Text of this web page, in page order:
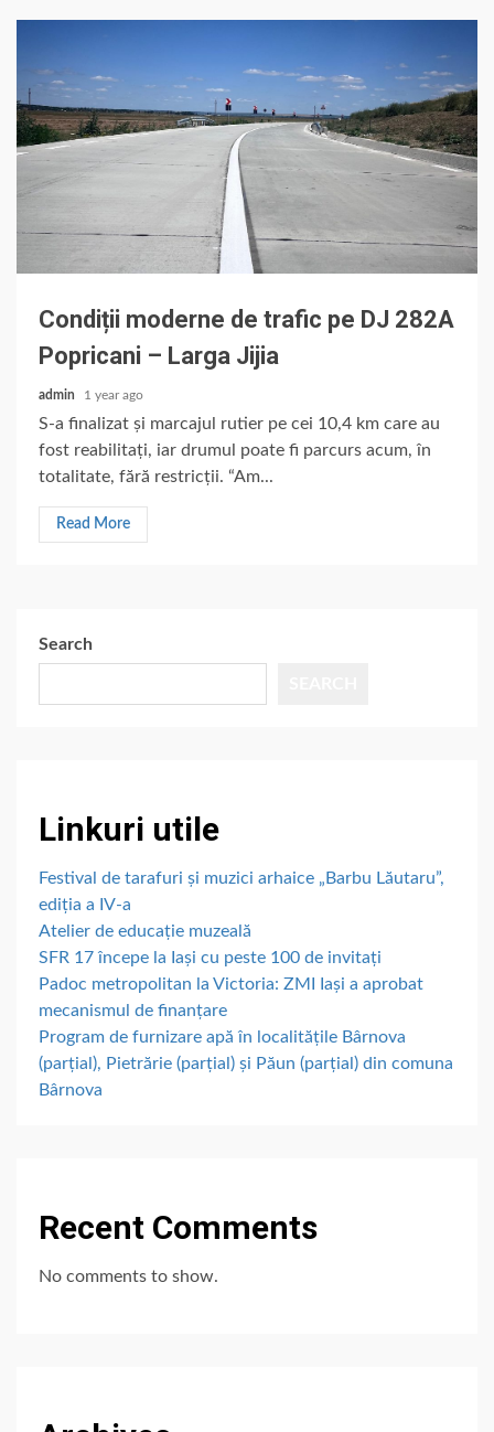
Condiții moderne de trafic pe DJ 282A
Popricani – Larga Jijia
admin 1 year ago
S-a finalizat și marcajul rutier pe cei 10,4 km care au
fost reabilitați, iar drumul poate fi parcurs acum, în
totalitate, fără restricții. “Am...
Read More
Search
Linkuri utile
Festival de tarafuri și muzici arhaice „Barbu Lăutaru”,
ediția a IV-a
Atelier de educație muzeală
SFR 17 începe la Iași cu peste 100 de invitați
Padoc metropolitan la Victoria: ZMI Iași a aprobat
mecanismul de finanțare
Program de furnizare apă în localitățile Bârnova
(parțial), Pietrărie (parțial) și Păun (parțial) din comuna
Bârnova
Recent Comments
No comments to show.